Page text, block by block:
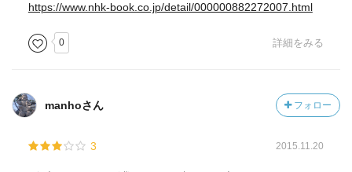
https://www.nhk-book.co.jp/detail/000000882272007.html
0 詳細をみる
manhoさん フォロー
3 2015.11.20